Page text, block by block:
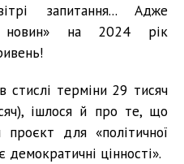
запитання... Адже
новин» на 2024 рік
стислі терміни 29 тисяч
ішлося й про те, що
для «політичної
цінності».